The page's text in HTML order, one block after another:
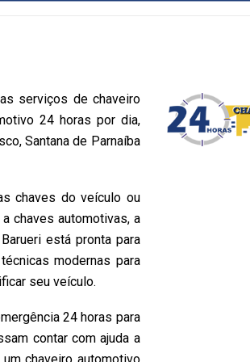
serviços de chaveiro
24 horas por dia,
Santana de Parnaíba
chaves do veículo ou
chaves automotivas, a
está pronta para
modernas para
seu veículo.
24 horas para
contar com ajuda a